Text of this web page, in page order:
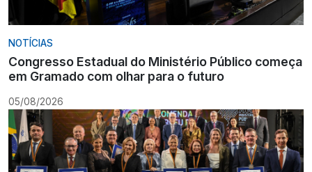
NOTÍCIAS
Congresso Estadual do Ministério Público começa
em Gramado com olhar para o futuro
05/08/2026